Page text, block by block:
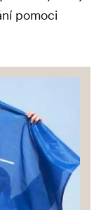
pomoci